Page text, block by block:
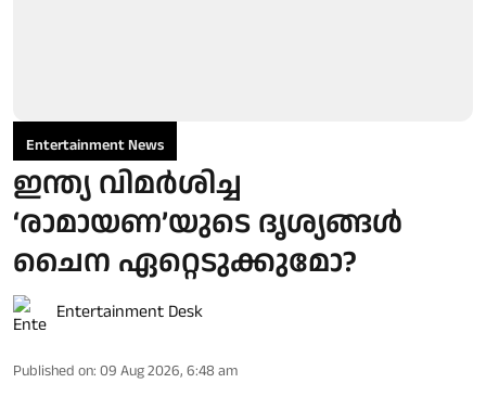
Entertainment News
ഇന്ത്യ വിമർശിച്ച
‘രാമായണ’യുടെ ദൃശ്യങ്ങൾ
ചൈന ഏറ്റെടുക്കുമോ?
Entertainment Desk
Published on: 09 Aug 2026, 6:48 am